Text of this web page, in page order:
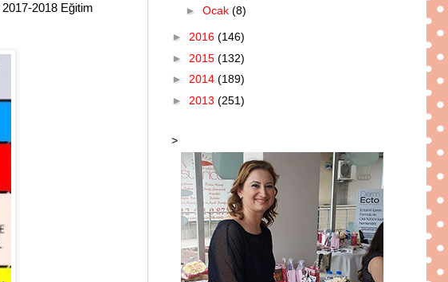
2017-2018 Eğitim
► Ocak (8)
► 2016 (146)
► 2015 (132)
► 2014 (189)
► 2013 (251)
>